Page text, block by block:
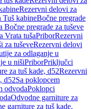
Rezervni delovi za
Tuš kabineBočne pregrade
Bočne pregrade za tuševe
Vrata tušaPriborRezervni
za tuševeRezervni delovi
za odlaganje u
u nišiPriborPriključci
za tuš kade, d52Rezervni
d52Sa poklopcem
odvodaPoklopci
Odvodne garniture za
garniture za tuš kade,